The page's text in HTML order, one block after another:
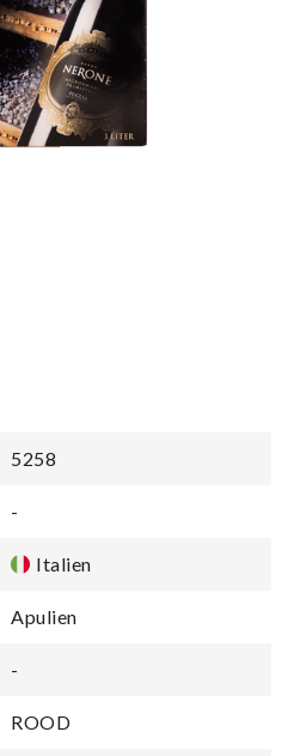
5258
-
Italien
Apulien
-
ROOD